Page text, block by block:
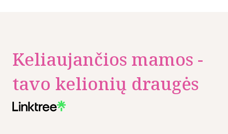
Keliaujančios mamos -
tavo kelionių draugės